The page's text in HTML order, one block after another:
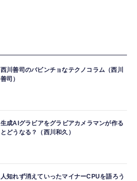
西川善司のバビンチョなテクノコラム（西川
善司）
生成AIグラビアをグラビアカメラマンが作る
とどうなる？（西川和久）
人知れず消えていったマイナーCPUを語ろう